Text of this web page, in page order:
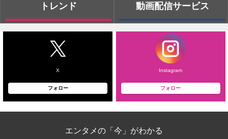
トレンド 動画配信サービス
X
フォロー
Instagram
フォロー
エンタメの「今」がわかる